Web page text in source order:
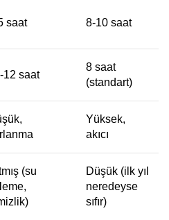
saat 8-10 saat
12 saat
8 saat
(standart)
Yüksek,
akıcı
(su
Düşük (ilk yıl
neredeyse
sıfır)